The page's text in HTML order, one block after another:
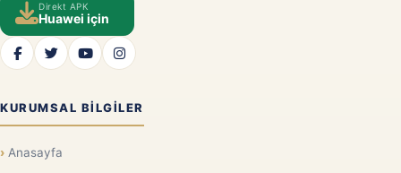
Direkt APK
Huawei için
KURUMSAL BILGILER
Anasayfa